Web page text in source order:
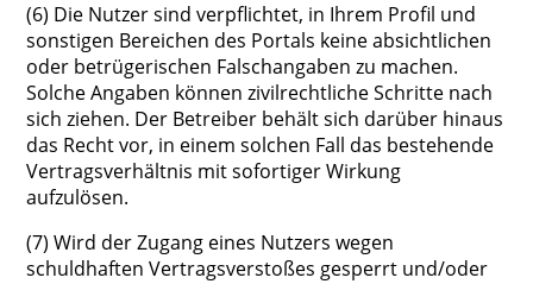
(6) Die Nutzer sind verpflichtet, in Ihrem Profil und
sonstigen Bereichen des Portals keine absichtlichen
oder betrügerischen Falschangaben zu machen.
Solche Angaben können zivilrechtliche Schritte nach
sich ziehen. Der Betreiber behält sich darüber hinaus
das Recht vor, in einem solchen Fall das bestehende
Vertragsverhältnis mit sofortiger Wirkung
aufzulösen.
(7) Wird der Zugang eines Nutzers wegen
schuldhaften Vertragsverstoßes gesperrt und/oder